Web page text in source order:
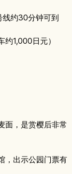
线约30分钟可到
1,000日元）
面，是赏樱后非常
，出示公园门票有